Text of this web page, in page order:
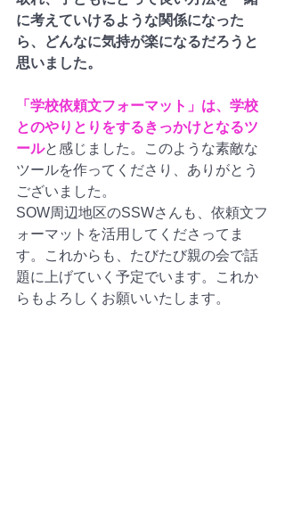
に考えていけるような関係になった
ら、どんなに気持が楽になるだろうと
思いました。
「学校依頼文フォーマット」は、学校
とのやりとりをするきっかけとなるツ
ールと感じました。このような素敵な
ツールを作ってくださり、ありがとう
ございました。
SOW周辺地区のSSWさんも、依頼文フ
ォーマットを活用してくださってま
す。これからも、たびたび親の会で話
題に上げていく予定でいます。これか
らもよろしくお願いいたします。